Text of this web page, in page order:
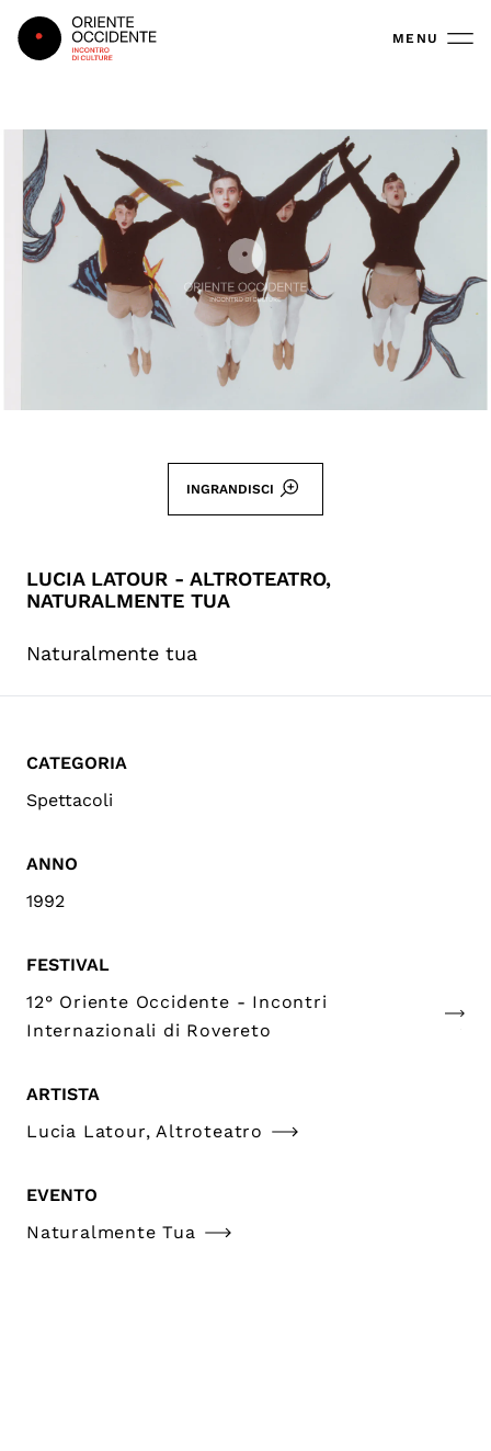
Oriente Occidente MENU
INGRANDISCI
LUCIA LATOUR - ALTROTEATRO,
NATURALMENTE TUA
Naturalmente tua
CATEGORIA
Spettacoli
ANNO
1992
FESTIVAL
12° Oriente Occidente - Incontri
Internazionali di Rovereto
ARTISTA
Lucia Latour, Altroteatro
EVENTO
Naturalmente Tua